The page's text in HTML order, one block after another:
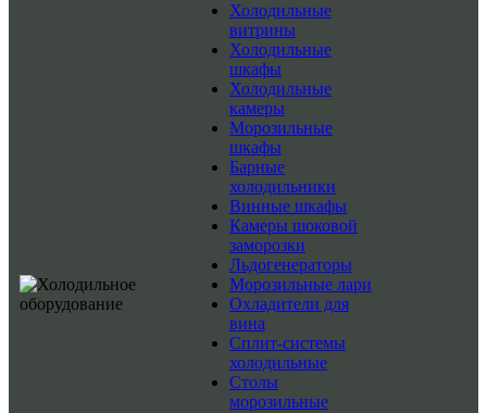
Холодильные
витрины
Холодильные
шкафы
Холодильные
камеры
Морозильные
шкафы
Барные
холодильники
Винные шкафы
Камеры шоковой
заморозки
Льдогенераторы
Морозильные лари
Охладители для
вина
Сплит-системы
холодильные
Столы
морозильные